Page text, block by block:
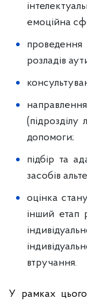
емоційна
розладів
(підрозділу
допомоги;
підбір та
засобів
оцінка
інший етап
втручання.
У рамках